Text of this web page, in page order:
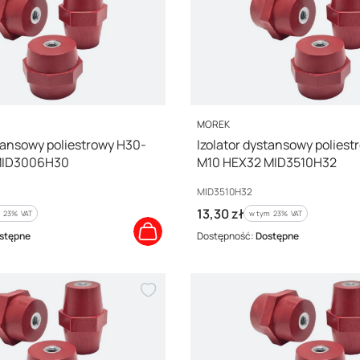
poliestrowy H30-
VAT
23% VAT
PRODUCENT
MOREK
Izolator dystansowy
M10 HEX32 MID3510H32
Kod producenta
MID3510H32
Cena brutto
13,30 zł w tym %s VAT
w tym 23% VAT
Dostępność:Dostępne